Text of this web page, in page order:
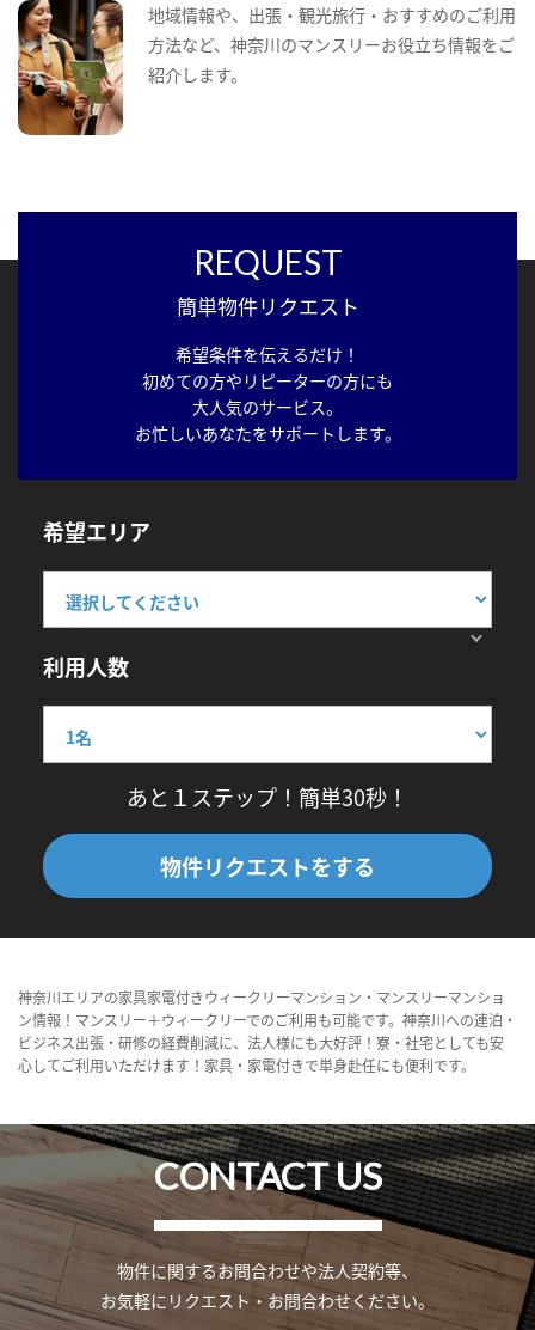
地域情報や、出張・観光旅行・おすすめのご利用
方法など、神奈川のマンスリーお役立ち情報をご
紹介します。
REQUEST
簡単物件リクエスト
希望条件を伝えるだけ！
初めての方やリピーターの方にも
大人気のサービス。
お忙しいあなたをサポートします。
希望エリア
利用人数
あと１ステップ！簡単30秒！
物件リクエストをする
神奈川エリアの家具家電付きウィークリーマンション・マンスリーマンショ
ン情報！マンスリー＋ウィークリーでのご利用も可能です。神奈川への連泊・
ビジネス出張・研修の経費削減に、法人様にも大好評！寮・社宅としても安
心してご利用いただけます！家具・家電付きで単身赴任にも便利です。
CONTACT US
物件に関するお問合わせや法人契約等、
お気軽にリクエスト・お問合わせください。